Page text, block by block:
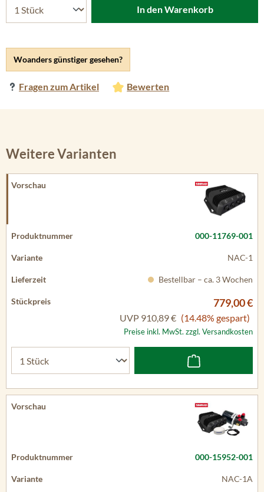
Woanders günstiger gesehen?
Fragen zum Artikel Bewerten
In den Warenkorb
Weitere Varianten
000-11769-001
NAC-1
Bestellbar – ca. 3 Wochen
779,00 €
UVP 910,89 € (14.48% gespart)
Preise inkl. MwSt. zzgl. Versandkosten
000-15952-001
NAC-1A